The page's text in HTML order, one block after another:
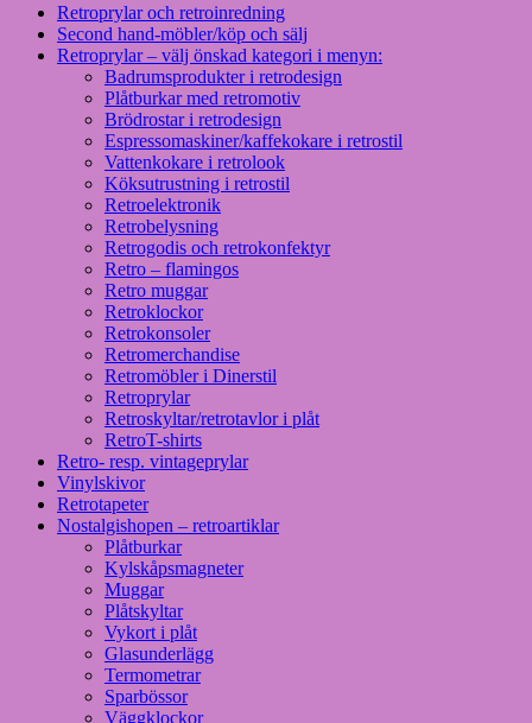
Retroprylar och retroinredning
Second hand-möbler/köp och sälj
Retroprylar – välj önskad kategori i menyn:
Badrumsprodukter i retrodesign
Plåtburkar med retromotiv
Brödrostar i retrodesign
Espressomaskiner/kaffekokare i retrostil
Vattenkokare i retrolook
Köksutrustning i retrostil
Retroelektronik
Retrobelysning
Retrogodis och retrokonfektyr
Retro – flamingos
Retro muggar
Retroklockor
Retrokonsoler
Retromerchandise
Retromöbler i Dinerstil
Retroprylar
Retroskyltar/retrotavlor i plåt
RetroT-shirts
Retro- resp. vintageprylar
Vinylskivor
Retrotapeter
Nostalgishopen – retroartiklar
Plåtburkar
Kylskåpsmagneter
Muggar
Plåtskyltar
Vykort i plåt
Glasunderlägg
Termometrar
Sparbössor
Väggklockor